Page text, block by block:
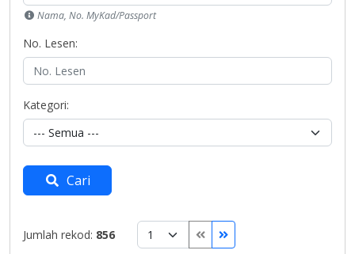
Nama, No. MyKad/Passport
No. Lesen:
Kategori:
Cari
Jumlah rekod: 856